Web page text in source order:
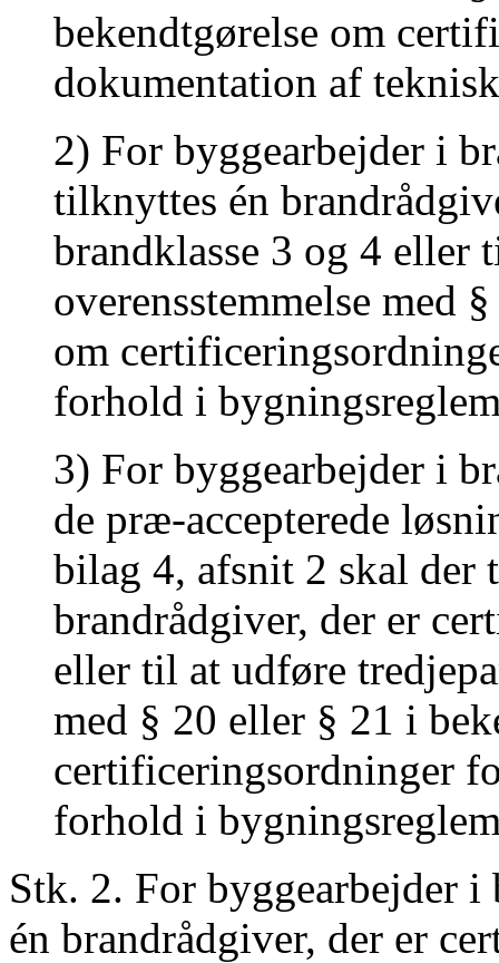
bekendtgørelse om
dokumentation af
2) For byggearbejder i
tilknyttes én
brandklasse 3 og 4
overensstemmelse med
om
forhold i
3) For byggearbejder i
de præ-accepterede
bilag 4, afsnit 2 skal der
brandrådgiver, der er
eller til at udføre
med § 20 eller § 21 i
certificeringsordninger
forhold i
Stk. 2. For byggearbejder
én brandrådgiver, der er